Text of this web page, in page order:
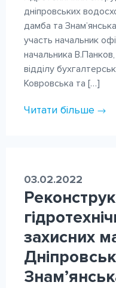
дніпровських
дамба та
участь начальник
начальника
відділу
Ковровська та […]
Читати більше
03.02.2022
захисних